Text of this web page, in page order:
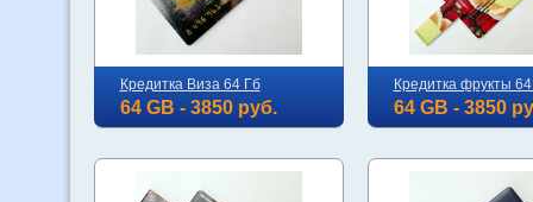
Кредитка Виза 64 Гб
64 GB - 3850 руб.
Кредитка фрукты
64 GB - 3850